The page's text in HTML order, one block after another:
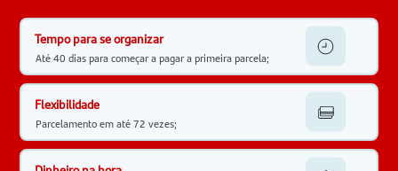
Tempo para se organizar
Até 40 dias para começar a pagar a primeira parcela;
Flexibilidade
Parcelamento em até 72 vezes;